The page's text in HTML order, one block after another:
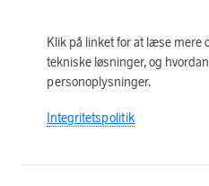
Klik på linket for at læse mere
tekniske løsninger, og
personoplysninger.
Integritetspolitik